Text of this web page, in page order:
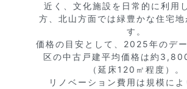
近く、文化施設を日常的に利用
方、北山方面では緑豊かな住宅地
す。
価格の目安として、2025年のデ
区の中古戸建平均価格は約
（延床120㎡程度）。
リノベーション費用は規模に